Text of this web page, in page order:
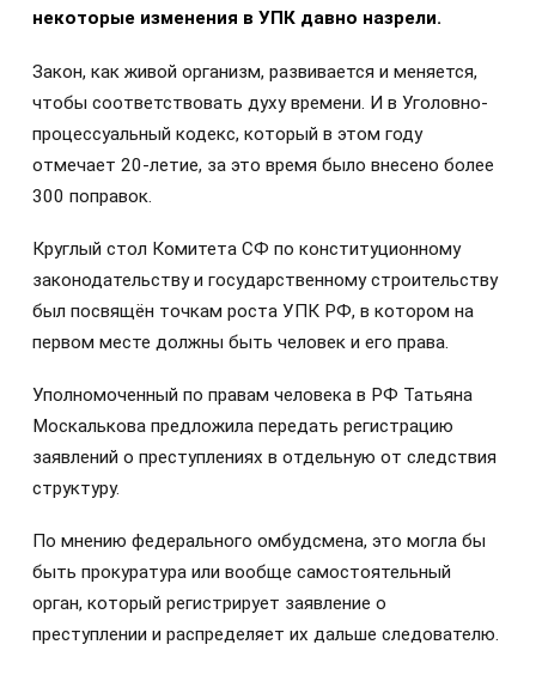
некоторые изменения в УПК давно назрели.
Закон, как живой организм, развивается и меняется,
чтобы соответствовать духу времени. И в Уголовно-
процессуальный кодекс, который в этом году
отмечает 20-летие, за это время было внесено более
300 поправок.
Круглый стол Комитета СФ по конституционному
законодательству и государственному строительству
был посвящён точкам роста УПК РФ, в котором на
первом месте должны быть человек и его права.
Уполномоченный по правам человека в РФ Татьяна
Москалькова предложила передать регистрацию
заявлений о преступлениях в отдельную от следствия
структуру.
По мнению федерального омбудсмена, это могла бы
быть прокуратура или вообще самостоятельный
орган, который регистрирует заявление о
преступлении и распределяет их дальше следователю.